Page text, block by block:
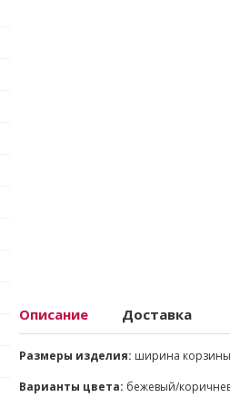
Описание Доставка
Размеры изделия: ширина корзины
Варианты цвета: бежевый/